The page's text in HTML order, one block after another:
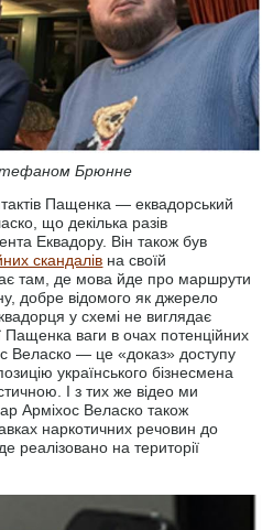
Брюнне
Пащенка — еквадорський
що декілька разів
Еквадору. Він також був
скандалів на своїй
там, де мова йде про маршрути
добре відомого як джерело
у схемі не виглядає
Пащенка ваги в очах потенційних
Веласко — це «доказ» доступу
українського бізнесмена
І з тих же відео ми
Арміхос Веласко також
наркотичних речовин до
реалізовано на території